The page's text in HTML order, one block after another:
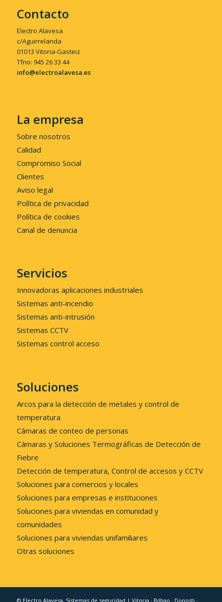
Contacto
Electro Alavesa
c/Aguirrelanda
01013 Vitoria-Gasteiz
Tfno: 945 26 33 44
info@electroalavesa.es
La empresa
Sobre nosotros
Calidad
Compromiso Social
Clientes
Aviso legal
Política de privacidad
Política de cookies
Canal de denuncia
Servicios
Innovadoras aplicaciones industriales
Sistemas anti-incendio
Sistemas anti-intrusión
Sistemas CCTV
Sistemas control acceso
Soluciones
Arcos para la detección de metales y control de
temperatura
Cámaras de conteo de personas
Cámaras y Soluciones Termográficas de Detección de
Fiebre
Detección de temperatura, Control de accesos y CCTV
Soluciones para comercios y locales
Soluciones para empresas e instituciones
Soluciones para viviendas en comunidad y
comunidades
Soluciones para viviendas unifamiliares
Otras soluciones
© Electro Alavesa, Sistemas de seguridad | Vitoria · Bilbao · Donosti ·